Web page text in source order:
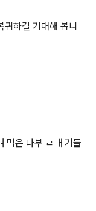
하길 기대해 봅니
먹은 나부 ㄹ ㅐ기들